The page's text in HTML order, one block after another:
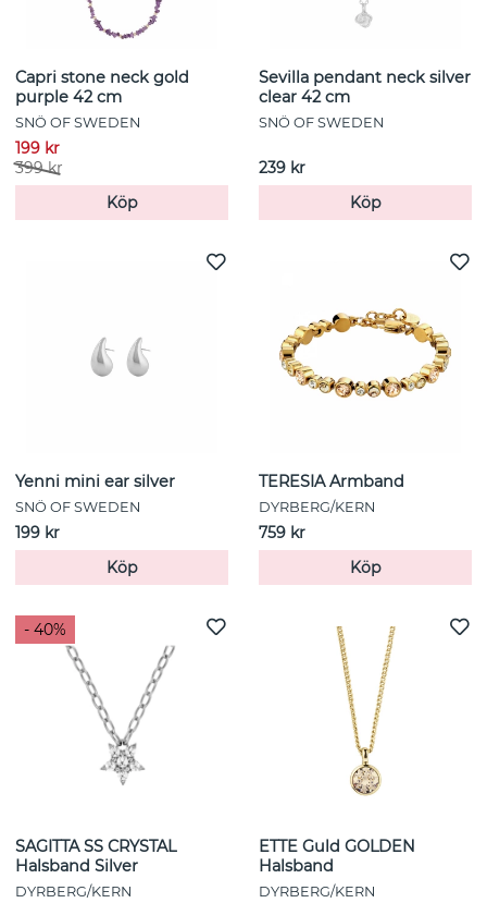
Capri stone neck gold
purple 42 cm
SNÖ OF SWEDEN
199 kr
399 kr
Köp
Sevilla pendant neck silver
clear 42 cm
SNÖ OF SWEDEN
239 kr
Köp
Yenni mini ear silver
SNÖ OF SWEDEN
199 kr
Köp
TERESIA Armband
DYRBERG/KERN
759 kr
Köp
- 40%
SAGITTA SS CRYSTAL
Halsband Silver
DYRBERG/KERN
ETTE Guld GOLDEN
Halsband
DYRBERG/KERN
och få 10% rabatt
Anmäl dig här till vårt nyhetsbrev och få 10 %
rabatt, på ditt första köp. (Gäller ej på
KAMPANJ/REA)